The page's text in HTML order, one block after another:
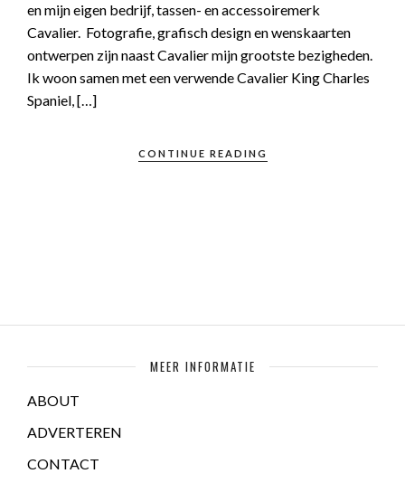
en mijn eigen bedrijf, tassen- en accessoiremerk
Cavalier. Fotografie, grafisch design en wenskaarten
ontwerpen zijn naast Cavalier mijn grootste bezigheden.
Ik woon samen met een verwende Cavalier King Charles
Spaniel, […]
CONTINUE READING
MEER INFORMATIE
ABOUT
ADVERTEREN
CONTACT